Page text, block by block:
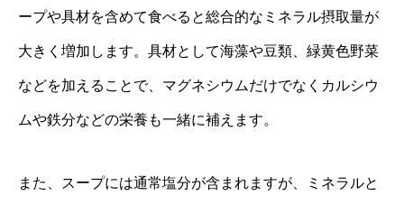
ープや具材を含めて食べると総合的なミネラル摂取量が
大きく増加します。具材として海藻や豆類、緑黄色野菜
などを加えることで、マグネシウムだけでなくカルシウ
ムや鉄分などの栄養も一緒に補えます。
また、スープには通常塩分が含まれますが、ミネラルと